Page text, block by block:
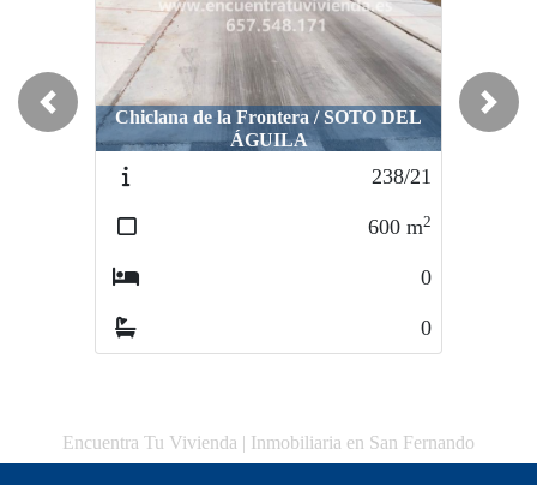
Chiclana de la Frontera / SOTO DEL
ÁGUILA
238/21
600m 2
Chiclana de la Frontera / SOTO DEL
ÁGUILA
Previous Next
Encuentra Tu Vivienda | Inmobiliaria en San Fernando